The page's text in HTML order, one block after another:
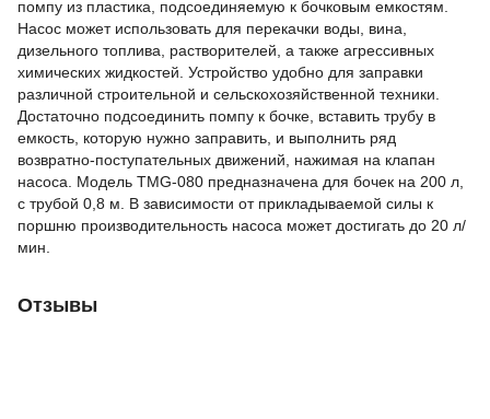
помпу из пластика, подсоединяемую к бочковым емкостям.
Насос может использовать для перекачки воды, вина,
дизельного топлива, растворителей, а также агрессивных
химических жидкостей. Устройство удобно для заправки
различной строительной и сельскохозяйственной техники.
Достаточно подсоединить помпу к бочке, вставить трубу в
емкость, которую нужно заправить, и выполнить ряд
возвратно-поступательных движений, нажимая на клапан
насоса. Модель TMG-080 предназначена для бочек на 200 л,
c трубой 0,8 м. В зависимости от прикладываемой силы к
поршню производительность насоса может достигать до 20 л/
мин.
Отзывы